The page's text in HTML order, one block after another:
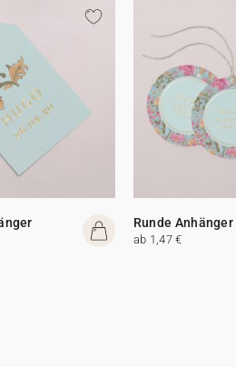
Runde Anhänger
ab 1,47 €